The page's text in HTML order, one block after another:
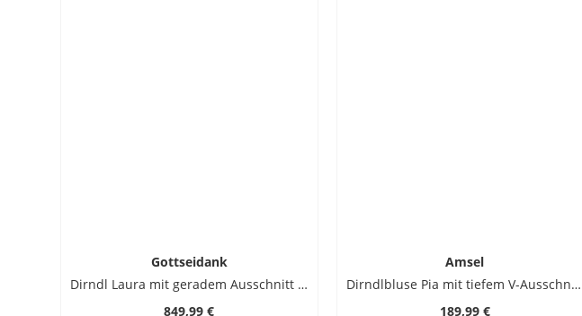
Gottseidank
Dirndl Laura mit geradem Ausschnitt und kurzem Puffarm
849,99 €
Amsel
Dirndlbluse Pia mit tiefem V-Ausschnitt und Puffärmel
189,99 €